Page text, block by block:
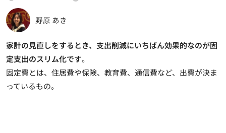
野原 あき
家計の見直しをするとき、支出削減にいちばん効果的なのが固
定支出のスリム化です。
固定費とは、住居費や保険、教育費、通信費など、出費が決ま
っているもの。